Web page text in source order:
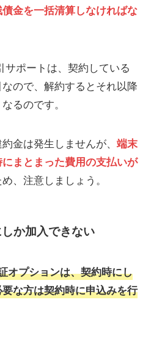
金を一括清算しなければな
サポートは、契約している
ので、解約するとそれ以降
るのです。
金は発生しませんが、 端末
まとまった費用の支払いが
、注意しましょう。
か加入できない
オプションは、契約時にし
な方は契約時に申込みを行